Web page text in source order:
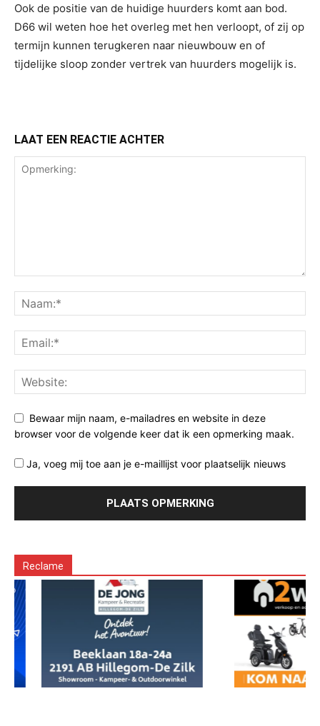
Ook de positie van de huidige huurders komt aan bod.
D66 wil weten hoe het overleg met hen verloopt, of zij op
termijn kunnen terugkeren naar nieuwbouw en of
tijdelijke sloop zonder vertrek van huurders mogelijk is.
LAAT EEN REACTIE ACHTER
Bewaar mijn naam, e-mailadres en website in deze
browser voor de volgende keer dat ik een opmerking maak.
Ja, voeg mij toe aan je e-maillijst voor plaatselijk nieuws
Reclame